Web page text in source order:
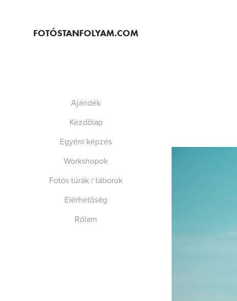
FOTÓSTANFOLYAM.COM
Ajándék
Kezdőlap
Egyéni képzés
Workshopok
Fotós túrák / táborok
Elérhetőség
Rólam